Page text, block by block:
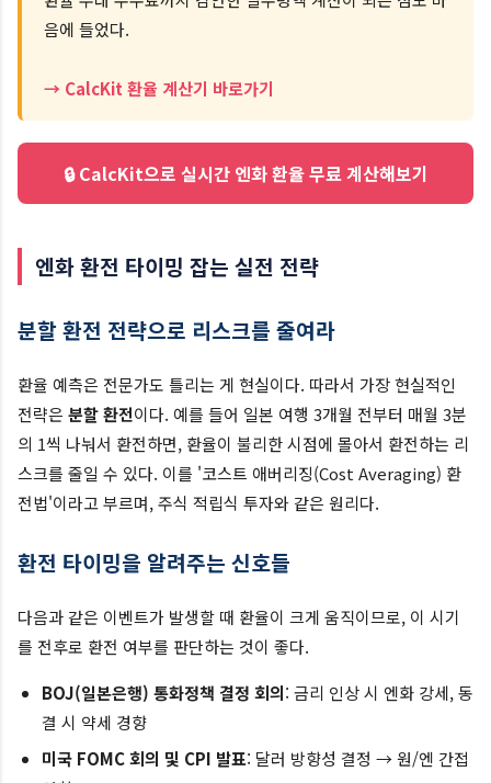
음에 들었다.
→ CalcKit 환율 계산기 바로가기
🔒 CalcKit으로 실시간 엔화 환율 무료 계산해보기
엔화 환전 타이밍 잡는 실전 전략
분할 환전 전략으로 리스크를 줄여라
환율 예측은 전문가도 틀리는 게 현실이다. 따라서 가장 현실적인
전략은 분할 환전이다. 예를 들어 일본 여행 3개월 전부터 매월 3분
의 1씩 나눠서 환전하면, 환율이 불리한 시점에 몰아서 환전하는 리
스크를 줄일 수 있다. 이를 '코스트 애버리징(Cost Averaging) 환
전법'이라고 부르며, 주식 적립식 투자와 같은 원리다.
환전 타이밍을 알려주는 신호들
다음과 같은 이벤트가 발생할 때 환율이 크게 움직이므로, 이 시기
를 전후로 환전 여부를 판단하는 것이 좋다.
BOJ(일본은행) 통화정책 결정 회의: 금리 인상 시 엔화 강세, 동
결 시 약세 경향
미국 FOMC 회의 및 CPI 발표: 달러 방향성 결정 → 원/엔 간접